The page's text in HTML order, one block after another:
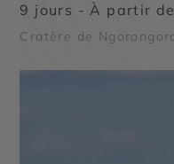
9 jours - À partir de
Cratère de